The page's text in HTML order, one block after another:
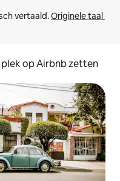
vertaald. Originele taal
plek op Airbnb zetten